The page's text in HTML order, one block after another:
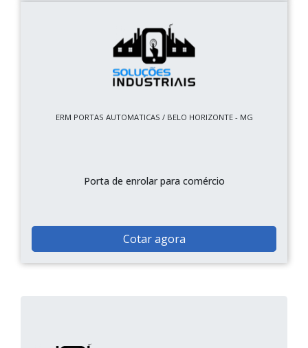
ERM PORTAS AUTOMATICAS / BELO HORIZONTE - MG
Porta de enrolar para comércio
Cotar agora